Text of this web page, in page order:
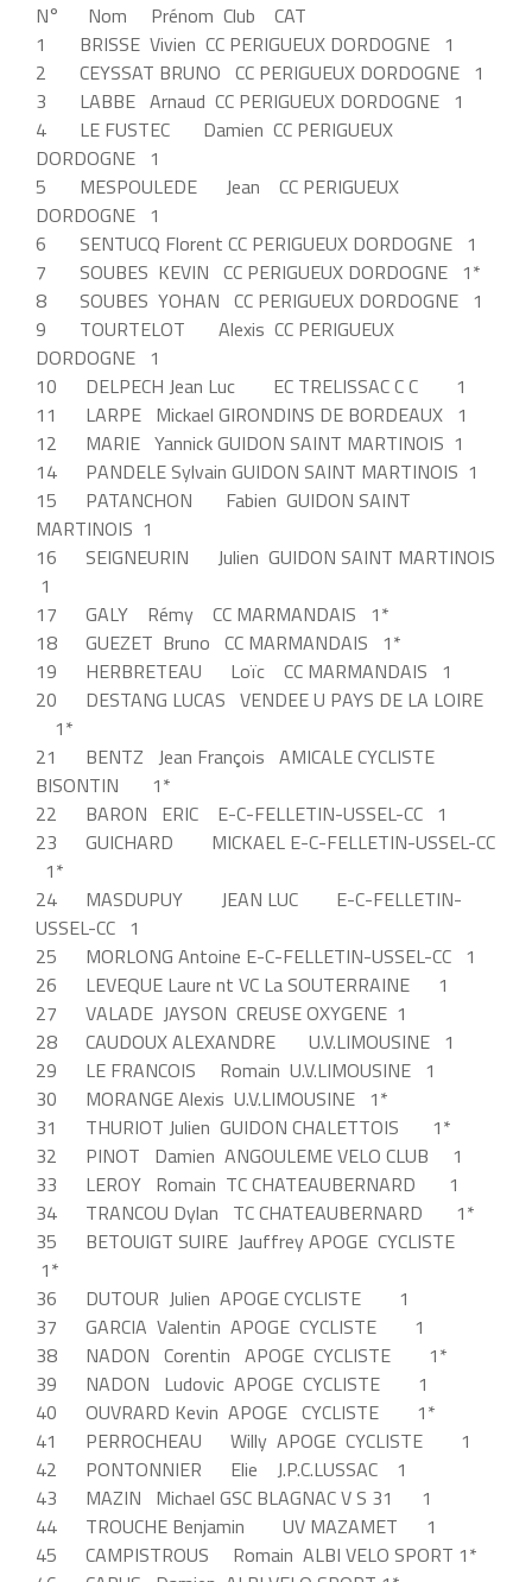
N° Nom Prénom Club CAT
1 BRISSE Vivien CC PERIGUEUX DORDOGNE 1
2 CEYSSAT BRUNO CC PERIGUEUX DORDOGNE 1
3 LABBE Arnaud CC PERIGUEUX DORDOGNE 1
4 LE FUSTEC Damien CC PERIGUEUX
DORDOGNE 1
5 MESPOULEDE Jean CC PERIGUEUX
DORDOGNE 1
6 SENTUCQ Florent CC PERIGUEUX DORDOGNE 1
7 SOUBES KEVIN CC PERIGUEUX DORDOGNE 1*
8 SOUBES YOHAN CC PERIGUEUX DORDOGNE 1
9 TOURTELOT Alexis CC PERIGUEUX
DORDOGNE 1
10 DELPECH Jean Luc EC TRELISSAC C C 1
11 LARPE Mickael GIRONDINS DE BORDEAUX 1
12 MARIE Yannick GUIDON SAINT MARTINOIS 1
14 PANDELE Sylvain GUIDON SAINT MARTINOIS 1
15 PATANCHON Fabien GUIDON SAINT
MARTINOIS 1
16 SEIGNEURIN Julien GUIDON SAINT MARTINOIS
1
17 GALY Rémy CC MARMANDAIS 1*
18 GUEZET Bruno CC MARMANDAIS 1*
19 HERBRETEAU Loïc CC MARMANDAIS 1
20 DESTANG LUCAS VENDEE U PAYS DE LA LOIRE
1*
21 BENTZ Jean François AMICALE CYCLISTE
BISONTIN 1*
22 BARON ERIC E-C-FELLETIN-USSEL-CC 1
23 GUICHARD MICKAEL E-C-FELLETIN-USSEL-CC
1*
24 MASDUPUY JEAN LUC E-C-FELLETIN-
USSEL-CC 1
25 MORLONG Antoine E-C-FELLETIN-USSEL-CC 1
26 LEVEQUE Laure nt VC La SOUTERRAINE 1
27 VALADE JAYSON CREUSE OXYGENE 1
28 CAUDOUX ALEXANDRE U.V.LIMOUSINE 1
29 LE FRANCOIS Romain U.V.LIMOUSINE 1
30 MORANGE Alexis U.V.LIMOUSINE 1*
31 THURIOT Julien GUIDON CHALETTOIS 1*
32 PINOT Damien ANGOULEME VELO CLUB 1
33 LEROY Romain TC CHATEAUBERNARD 1
34 TRANCOU Dylan TC CHATEAUBERNARD 1*
35 BETOUIGT SUIRE Jauffrey APOGE CYCLISTE
1*
36 DUTOUR Julien APOGE CYCLISTE 1
37 GARCIA Valentin APOGE CYCLISTE 1
38 NADON Corentin APOGE CYCLISTE 1*
39 NADON Ludovic APOGE CYCLISTE 1
40 OUVRARD Kevin APOGE CYCLISTE 1*
41 PERROCHEAU Willy APOGE CYCLISTE 1
42 PONTONNIER Elie J.P.C.LUSSAC 1
43 MAZIN Michael GSC BLAGNAC V S 31 1
44 TROUCHE Benjamin UV MAZAMET 1
45 CAMPISTROUS Romain ALBI VELO SPORT 1*